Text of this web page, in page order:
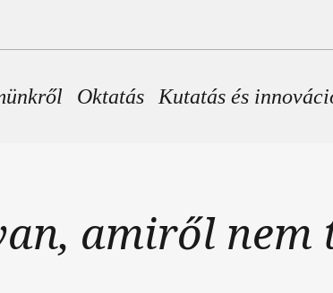
Oktatás Kutatás és
amiről nem